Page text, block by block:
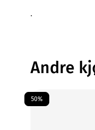
.
Andre
50%